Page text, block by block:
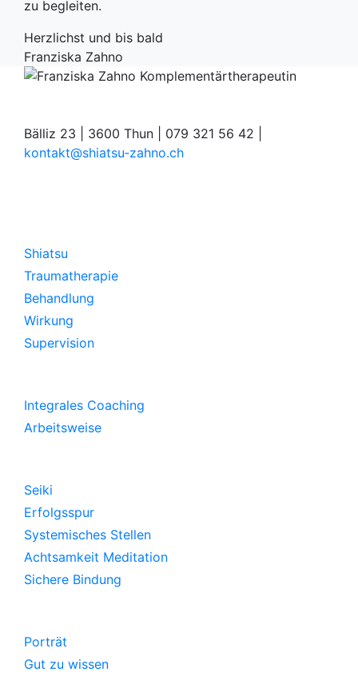
zu begleiten.
Herzlichst und bis bald
Franziska Zahno
Bälliz 23 | 3600 Thun | 079 321 56 42 |
kontakt@shiatsu‑zahno.ch
Shiatsu
Traumatherapie
Behandlung
Wirkung
Supervision
Integrales Coaching
Arbeitsweise
Seiki
Erfolgsspur
Systemisches Stellen
Achtsamkeit Meditation
Sichere Bindung
Porträt
Gut zu wissen